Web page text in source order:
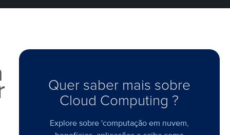
Quer saber mais sobre
Cloud Computing ?
Explore sobre 'computação em nuvem,